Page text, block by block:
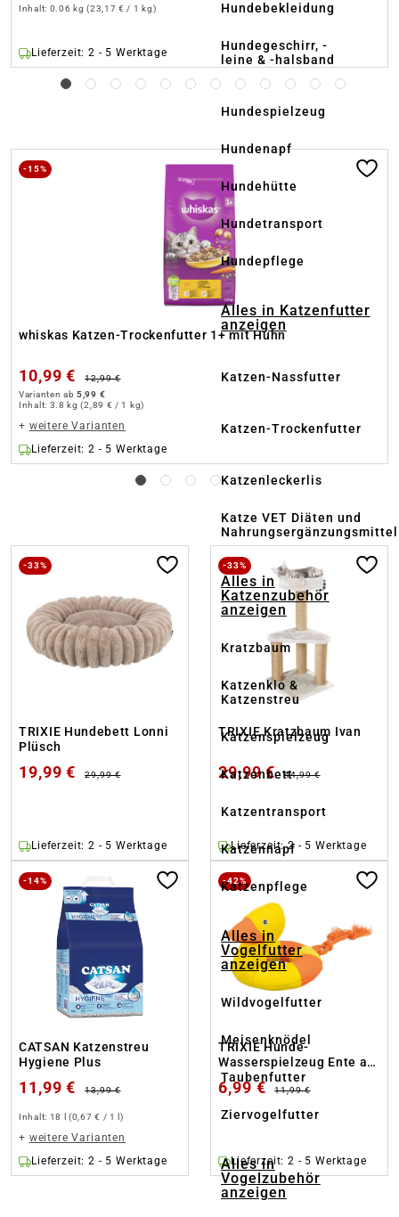
Hundebekleidung
Hundegeschirr, -
leine & -halsband
Hundespielzeug
Hundenapf
Hundehütte
Hundetransport
Hundepflege
Alles in Katzenfutter
anzeigen
Katzen-Nassfutter
Katzen-Trockenfutter
Katzenleckerlis
Katze VET Diäten und
Nahrungsergänzungsmittel
Alles in
Katzenzubehör
anzeigen
Kratzbaum
Katzenklo &
Katzenstreu
Katzenspielzeug
Katzenbett
Katzentransport
Katzennapf
Katzenpflege
Alles in
Vogelfutter
anzeigen
Wildvogelfutter
Meisenknödel
Taubenfutter
Ziervogelfutter
Alles in
Vogelzubehör
anzeigen
Inhalt: 0.06 kg(23,17 € / 1 kg)
Lieferzeit: 2 - 5 Werktage
Produktgalerie überspringen
-15%
whiskas Katzen-Trockenfutter 1+ mit Huhn
10,99 €
12,99 €
Varianten ab 5,99 €
Inhalt: 3.8 kg(2,89 € / 1 kg)
+ weitere Varianten
Lieferzeit: 2 - 5 Werktage
-33%
TRIXIE Hundebett Lonni
Plüsch
19,99 € 29,99 €
Lieferzeit: 2 - 5 Werktage
-33%
TRIXIE Kratzbaum Ivan
29,99 € 44,99 €
Lieferzeit: 2 - 5 Werktage
-14%
CATSAN Katzenstreu
Hygiene Plus
11,99 € 13,99 €
Inhalt: 18 l(0,67 € / 1 l)
+ weitere Varianten
Lieferzeit: 2 - 5 Werktage
-42%
TRIXIE Hunde-
Wasserspielzeug Ente am
Seil
6,99 € 11,99 €
Lieferzeit: 2 - 5 Werktage